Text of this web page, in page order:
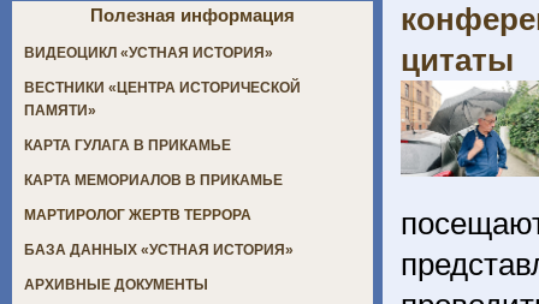
цитаты
Полезная информация
ВИДЕОЦИКЛ «УСТНАЯ ИСТОРИЯ»
ВЕСТНИКИ «ЦЕНТРА ИСТОРИЧЕСКОЙ
ПАМЯТИ»
КАРТА ГУЛАГА В ПРИКАМЬЕ
КАРТА МЕМОРИАЛОВ В ПРИКАМЬЕ
МАРТИРОЛОГ ЖЕРТВ ТЕРРОРА
БАЗА ДАННЫХ «УСТНАЯ ИСТОРИЯ»
АРХИВНЫЕ ДОКУМЕНТЫ